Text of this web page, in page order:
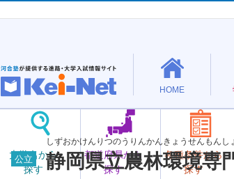
HOME
大学名から
探す
都道府県から
探す
各種条件から
探す
公立
しずおかけんりつのうりんかんきょうせんもんし
静岡県立農林環境専